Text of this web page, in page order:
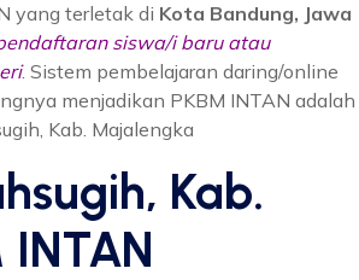
yang terletak di Kota Bandung, Jawa
siswa/i baru atau
. Sistem pembelajaran daring/online
menjadikan PKBM INTAN adalah
Kab. Majalengka
Kab.